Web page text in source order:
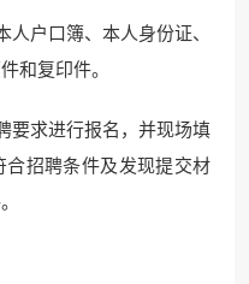
人户口簿、本人身份证、
和复印件。
要求进行报名，并现场填
招聘条件及发现提交材